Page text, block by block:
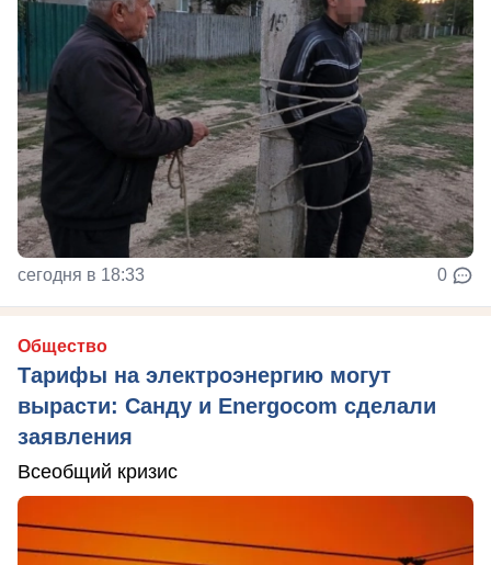
сегодня в 18:33 0
Общество
Тарифы на электроэнергию могут
вырасти: Санду и Energocom сделали
заявления
Всеобщий кризис